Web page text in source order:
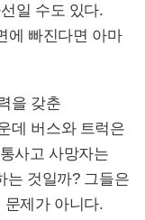
일 수도 있다.
에 빠진다면 아마
을 갖춘
데 버스와 트럭은
사고 사망자는
는 것일까? 그들은
제가 아니다.